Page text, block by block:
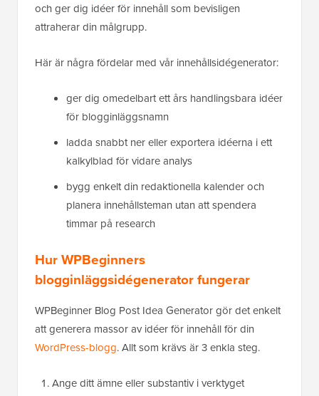
och ger dig idéer för innehåll som bevisligen
attraherar din målgrupp.
Här är några fördelar med vår innehållsidégenerator:
ger dig omedelbart ett års handlingsbara idéer
för blogginläggsnamn
ladda snabbt ner eller exportera idéerna i ett
kalkylblad för vidare analys
bygg enkelt din redaktionella kalender och
planera innehållsteman utan att spendera
timmar på research
Hur WPBeginners
blogginläggsidégenerator fungerar
WPBeginner Blog Post Idea Generator gör det enkelt
att generera massor av idéer för innehåll för din
WordPress-blogg. Allt som krävs är 3 enkla steg.
Ange ditt ämne eller substantiv i verktyget